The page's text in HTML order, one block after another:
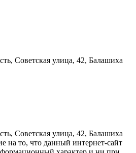
Советская улица, 42, Балашиха
Советская улица, 42, Балашиха
на то, что данный интернет-сайт